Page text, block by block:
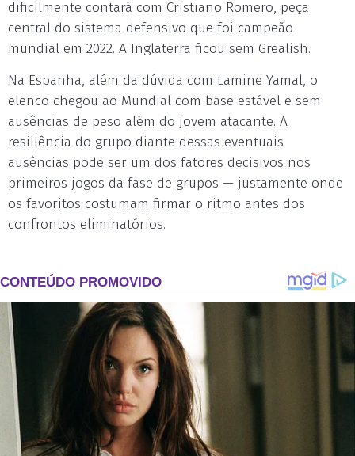
dificilmente contará com Cristiano Romero, peça
central do sistema defensivo que foi campeão
mundial em 2022. A Inglaterra ficou sem Grealish.
Na Espanha, além da dúvida com Lamine Yamal, o
elenco chegou ao Mundial com base estável e sem
ausências de peso além do jovem atacante. A
resiliência do grupo diante dessas eventuais
ausências pode ser um dos fatores decisivos nos
primeiros jogos da fase de grupos — justamente onde
os favoritos costumam firmar o ritmo antes dos
confrontos eliminatórios.